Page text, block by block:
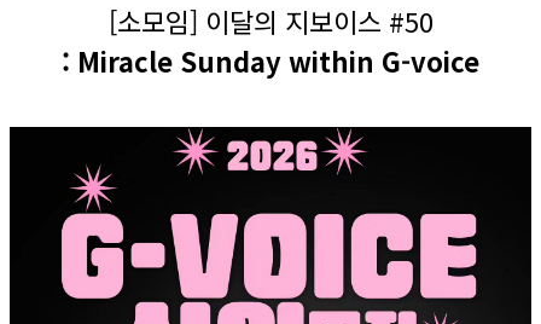
[소모임] 이달의 지보이스 #50
: Miracle Sunday within G-voice